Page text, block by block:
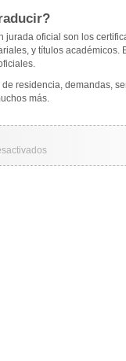
oficial son los
y títulos académicos.
residencia, demandas,
más.